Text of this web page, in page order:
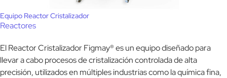
Equipo Reactor Cristalizador
Reactores
El Reactor Cristalizador Figmay® es un equipo diseñado para
llevar a cabo procesos de cristalización controlada de alta
precisión, utilizados en múltiples industrias como la química fina,